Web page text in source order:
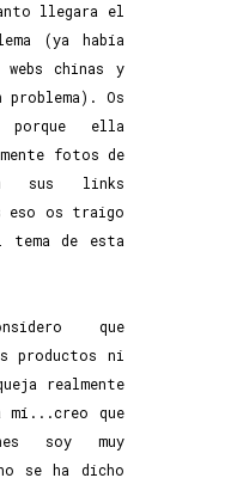
llegara el
(ya había
chinas y
problema). Os
ella
fotos de
sus links
eso os traigo
de esta
que
productos ni
realmente
que
soy muy
se ha dicho